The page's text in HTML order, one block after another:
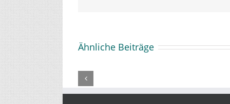
Ähnliche Beiträge
Verschiebung